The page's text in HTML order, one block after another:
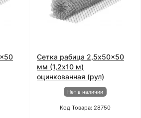
Сетка рабица 2,5x50x50
мм (1,2x10 м)
оцинкованная (рул)
Нет в наличии
Код Товара: 28750